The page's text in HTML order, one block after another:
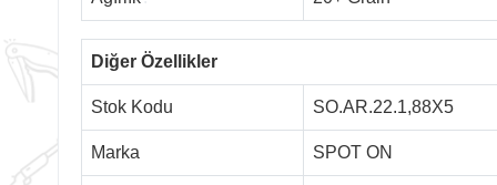
Diğer Özellikler
Stok Kodu SO.AR.22.1,88X5
Marka SPOT ON